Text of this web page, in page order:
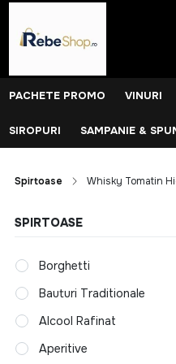
PACHETE PROMO VINURI
SIROPURI SAMPANIE &
Spirtoase Whisky Tomatin
SPIRTOASE
Borghetti
Bauturi Traditionale
Alcool Rafinat
Aperitive